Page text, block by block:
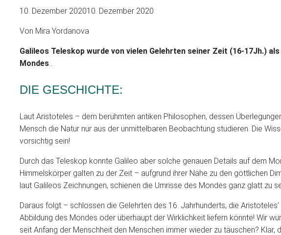
10. Dezember 202010. Dezember 2020
Von Mira Yordanova
Galileos Teleskop wurde von vielen Gelehrten seiner Zeit (16-17Jh.)
Mondes
DIE GESCHICHTE:
Laut Aristoteles – dem berühmten antiken Philosophen, dessen
Mensch die Natur nur aus der unmittelbaren Beobachtung studieren. Die
vorsichtig sein!
Durch das Teleskop konnte Galileo aber solche genauen Details auf dem
Himmelskörper galten zu der Zeit – aufgrund ihrer Nähe zu den göttlichen
laut Galileos Zeichnungen, schienen die Umrisse des Mondes ganz glatt zu
Daraus folgt – schlossen die Gelehrten des 16. Jahrhunderts, die
Abbildung des Mondes oder überhaupt der Wirklichkeit liefern könnte! Wir
seit Anfang der Menschheit den Menschen immer wieder zu täuschen? Klar,